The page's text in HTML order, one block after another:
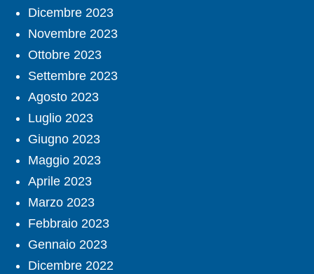
Dicembre 2023
Novembre 2023
Ottobre 2023
Settembre 2023
Agosto 2023
Luglio 2023
Giugno 2023
Maggio 2023
Aprile 2023
Marzo 2023
Febbraio 2023
Gennaio 2023
Dicembre 2022